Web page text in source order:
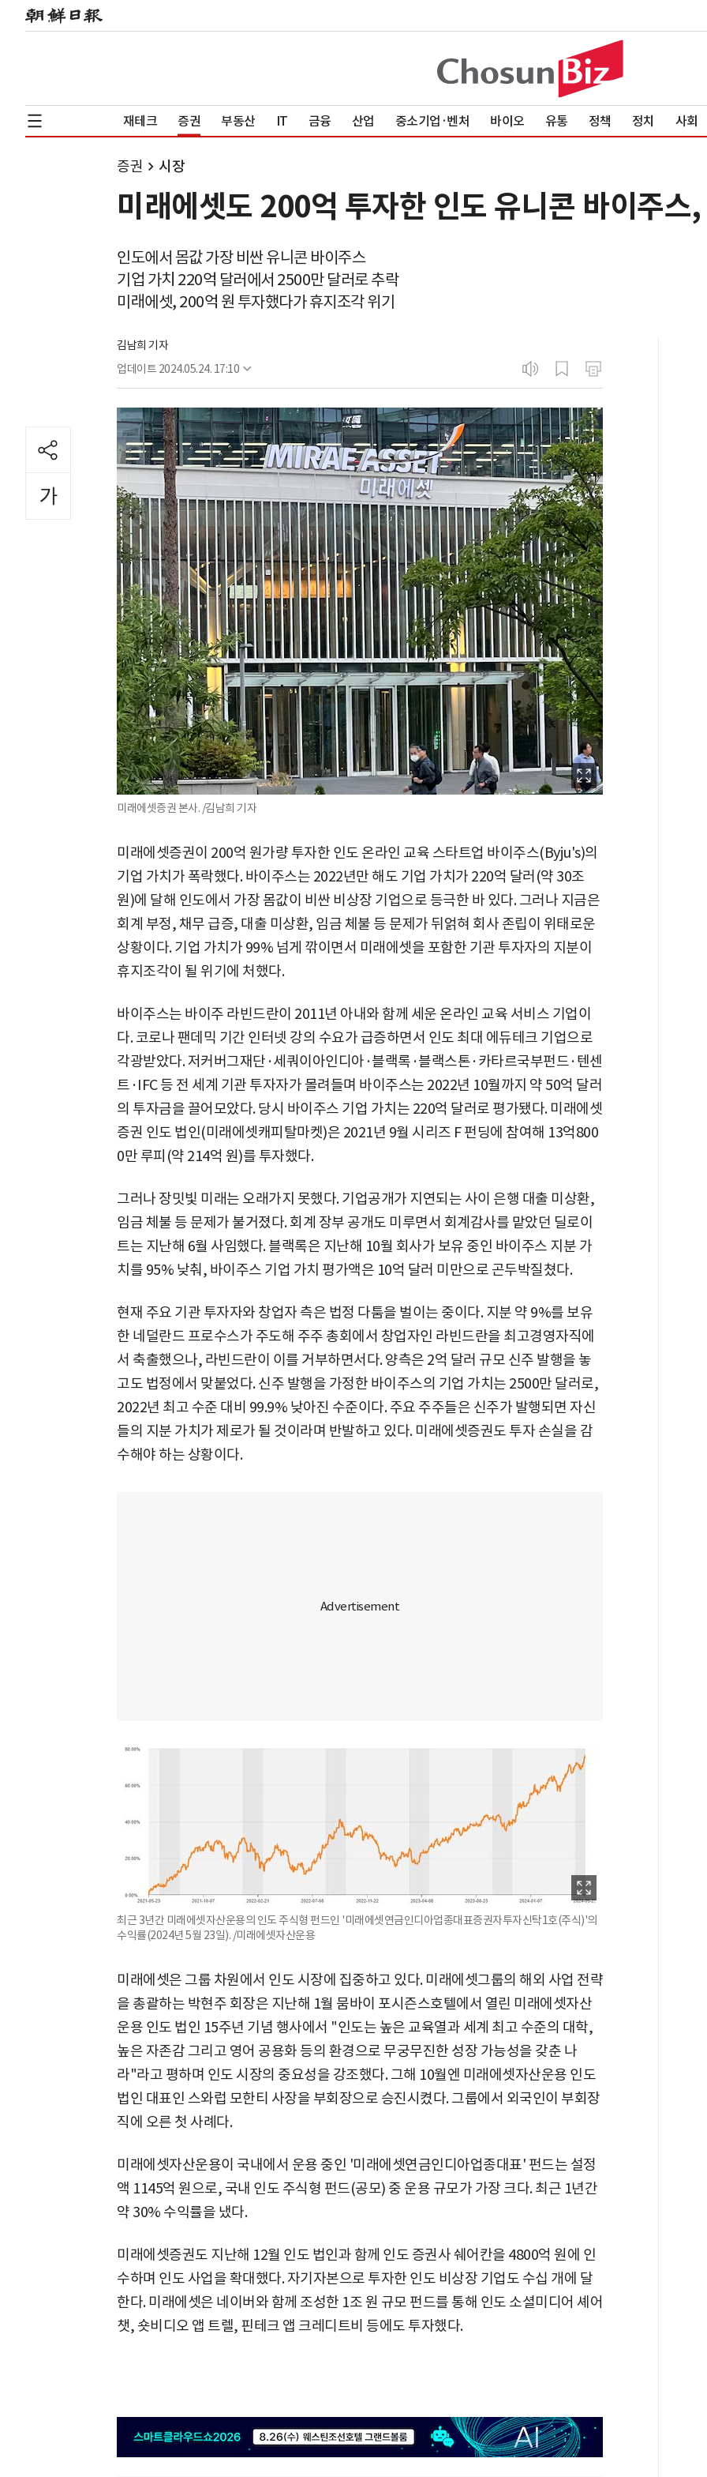
재테크 증권 부동산 IT 금융 산업 중소기업·벤처 바이오 유통 정책 정치 사회
증권 시장
미래에셋도 200억 투자한 인도 유니콘 바이주
인도에서 몸값 가장 비싼 유니콘 바이주스
기업 가치 220억 달러에서 2500만 달러로 추락
미래에셋, 200억 원 투자했다가 휴지조각 위기
김남희 기자
업데이트 2024.05.24. 17:10
미래에셋증권 본사. /김남희 기자
미래에셋증권이 200억 원가량 투자한 인도 온라인 교육 스타트업 바이주스(Byju's)의
기업 가치가 폭락했다. 바이주스는 2022년만 해도 기업 가치가 220억 달러(약 30조
원)에 달해 인도에서 가장 몸값이 비싼 비상장 기업으로 등극한 바 있다. 그러나 지금은
회계 부정, 채무 급증, 대출 미상환, 임금 체불 등 문제가 뒤얽혀 회사 존립이 위태로운
상황이다. 기업 가치가 99% 넘게 깎이면서 미래에셋을 포함한 기관 투자자의 지분이
휴지조각이 될 위기에 처했다.
바이주스는 바이주 라빈드란이 2011년 아내와 함께 세운 온라인 교육 서비스 기업이
다. 코로나 팬데믹 기간 인터넷 강의 수요가 급증하면서 인도 최대 에듀테크 기업으로
각광받았다. 저커버그재단·세쿼이아인디아·블랙록·블랙스톤·카타르국부펀드·텐센
트·IFC 등 전 세계 기관 투자자가 몰려들며 바이주스는 2022년 10월까지 약 50억 달러
의 투자금을 끌어모았다. 당시 바이주스 기업 가치는 220억 달러로 평가됐다. 미래에셋
증권 인도 법인(미래에셋캐피탈마켓)은 2021년 9월 시리즈 F 펀딩에 참여해 13억800
0만 루피(약 214억 원)를 투자했다.
그러나 장밋빛 미래는 오래가지 못했다. 기업공개가 지연되는 사이 은행 대출 미상환,
임금 체불 등 문제가 불거졌다. 회계 장부 공개도 미루면서 회계감사를 맡았던 딜로이
트는 지난해 6월 사임했다. 블랙록은 지난해 10월 회사가 보유 중인 바이주스 지분 가
치를 95% 낮춰, 바이주스 기업 가치 평가액은 10억 달러 미만으로 곤두박질쳤다.
현재 주요 기관 투자자와 창업자 측은 법정 다툼을 벌이는 중이다. 지분 약 9%를 보유
한 네덜란드 프로수스가 주도해 주주 총회에서 창업자인 라빈드란을 최고경영자직에
서 축출했으나, 라빈드란이 이를 거부하면서다. 양측은 2억 달러 규모 신주 발행을 놓
고도 법정에서 맞붙었다. 신주 발행을 가정한 바이주스의 기업 가치는 2500만 달러로,
2022년 최고 수준 대비 99.9% 낮아진 수준이다. 주요 주주들은 신주가 발행되면 자신
들의 지분 가치가 제로가 될 것이라며 반발하고 있다. 미래에셋증권도 투자 손실을 감
수해야 하는 상황이다.
최근 3년간 미래에셋자산운용의 인도 주식형 펀드인 '미래에셋연금인디아업종대표증권자투자신탁1호(주식)'의
수익률(2024년 5월 23일). /미래에셋자산운용
미래에셋은 그룹 차원에서 인도 시장에 집중하고 있다. 미래에셋그룹의 해외 사업 전략
을 총괄하는 박현주 회장은 지난해 1월 뭄바이 포시즌스호텔에서 열린 미래에셋자산
운용 인도 법인 15주년 기념 행사에서 "인도는 높은 교육열과 세계 최고 수준의 대학,
높은 자존감 그리고 영어 공용화 등의 환경으로 무궁무진한 성장 가능성을 갖춘 나
라"라고 평하며 인도 시장의 중요성을 강조했다. 그해 10월엔 미래에셋자산운용 인도
법인 대표인 스와럽 모한티 사장을 부회장으로 승진시켰다. 그룹에서 외국인이 부회장
직에 오른 첫 사례다.
미래에셋자산운용이 국내에서 운용 중인 '미래에셋연금인디아업종대표' 펀드는 설정
액 1145억 원으로, 국내 인도 주식형 펀드(공모) 중 운용 규모가 가장 크다. 최근 1년간
약 30% 수익률을 냈다.
미래에셋증권도 지난해 12월 인도 법인과 함께 인도 증권사 쉐어칸을 4800억 원에 인
수하며 인도 사업을 확대했다. 자기자본으로 투자한 인도 비상장 기업도 수십 개에 달
한다. 미래에셋은 네이버와 함께 조성한 1조 원 규모 펀드를 통해 인도 소셜미디어 셰어
챗, 숏비디오 앱 트렐, 핀테크 앱 크레디트비 등에도 투자했다.